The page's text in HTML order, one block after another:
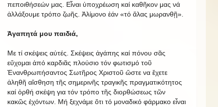
πεποιθήσεών μας. Εἶναι ὑποχρέωση καί καθῆκον μας νά
ἀλλάξουμε τρόπο ζωῆς. Ἀλίμονο ἐάν «τό ἅλας μωρανθῇ».
Ἀγαπητά μου παιδιά,
Με τί σκέψεις αὐτές. Σκέψεις ἀγάπης καί πόνου σᾶς
εὔχομαι ἀπό καρδιᾶς πλούσιο τόν φωτισμό τοῦ
Ἐνανθρωπήσαντος Σωτῆρος Χριστοῦ ὥστε να ἔχετε
ἀληθῆ αἴσθηση τῆς σημερινῆς τραγικῆς πραγματικότητος
καί ὀρθή σκέψη για τόν τρόπο τῆς διορθώσεως τῶν
κακῶς ἐχόντων. Μή ξεχνάμε ὅτι τό μοναδικό φάρμακο εἶναι